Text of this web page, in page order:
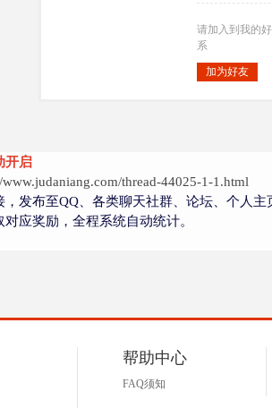
请加入到我的
系
加为好友
开启
www.judaniang.com/thread-44025-1-1.html
发布至QQ、各类聊天社群、论坛、个人
应奖励，全程系统自动统计。
帮助中心
FAQ须知